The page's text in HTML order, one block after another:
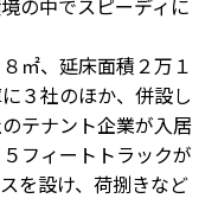
の中でスピーディに
㎡、延床面積２万１
３社のほか、併設し
テナント企業が入居
フィートトラックが
を設け、荷捌きなど